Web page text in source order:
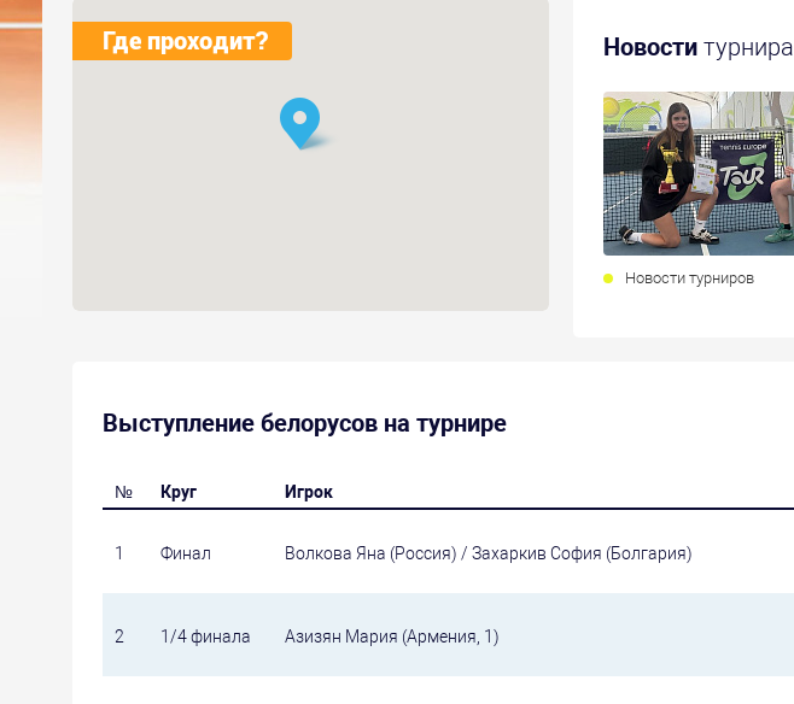
Новости турнира
Новости турниров
Где проходит?
Выступление белорусов на турнире
№ Круг Игрок
1 Финал Волкова Яна (Россия) / Захаркив София (Болгария)
2 1/4 финала Азизян Мария (Армения, 1)